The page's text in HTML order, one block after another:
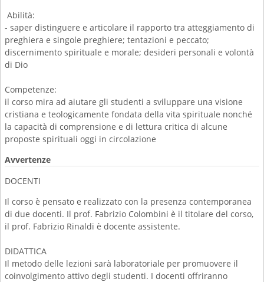
Abilità:
- saper distinguere e articolare il rapporto tra atteggiamento di
preghiera e singole preghiere; tentazioni e peccato;
discernimento spirituale e morale; desideri personali e volontà
di Dio
Competenze:
il corso mira ad aiutare gli studenti a sviluppare una visione
cristiana e teologicamente fondata della vita spirituale nonché
la capacità di comprensione e di lettura critica di alcune
proposte spirituali oggi in circolazione
Avvertenze
DOCENTI
Il corso è pensato e realizzato con la presenza contemporanea
di due docenti. Il prof. Fabrizio Colombini è il titolare del corso,
il prof. Fabrizio Rinaldi è docente assistente.
DIDATTICA
Il metodo delle lezioni sarà laboratoriale per promuovere il
coinvolgimento attivo degli studenti. I docenti offriranno